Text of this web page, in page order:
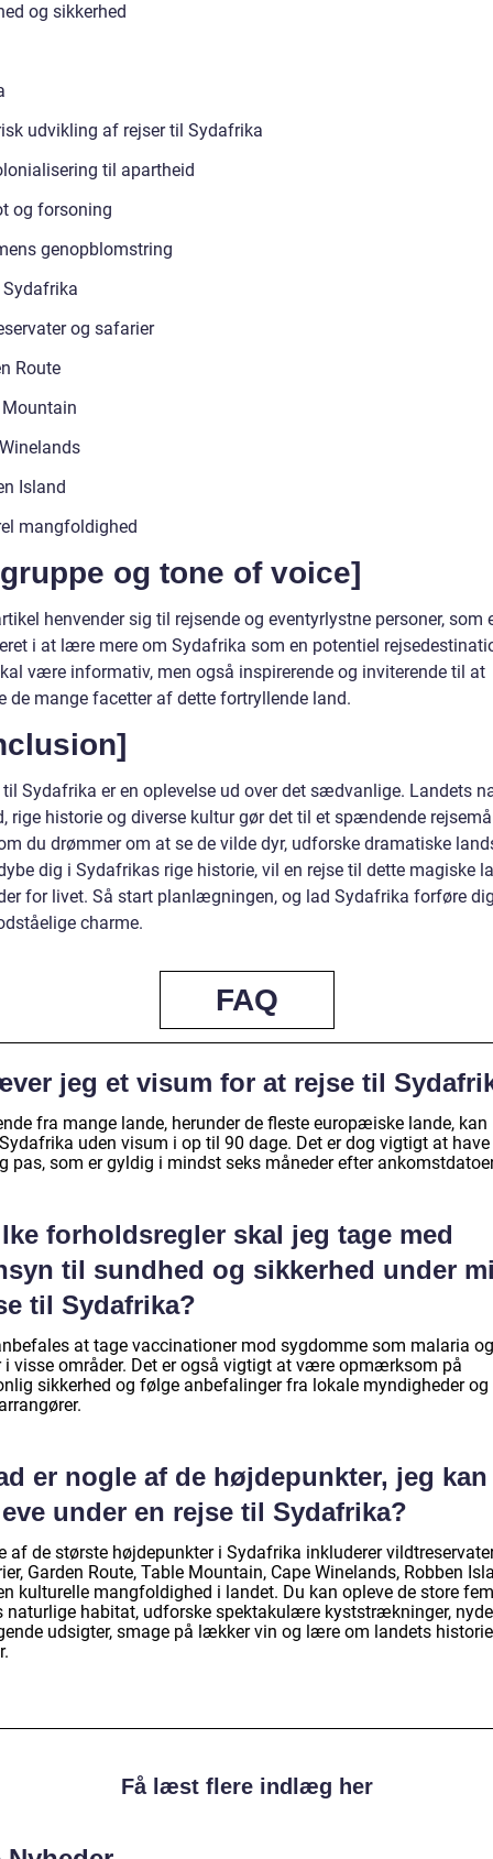
og sikkerhed
udvikling af rejser til Sydafrika
til apartheid
og forsoning
genopblomstring
og safarier
Route
Island
mangfoldighed
og tone of voice]
henvender sig til rejsende og eventyrlystne personer, som
i at lære mere om Sydafrika som en potentiel
være informativ, men også inspirerende og inviterende til at
de mange facetter af dette fortryllende land.
til Sydafrika er en oplevelse ud over det sædvanlige. Landets
rige historie og diverse kultur gør det til et spændende
du drømmer om at se de vilde dyr, udforske dramatiske
dig i Sydafrikas rige historie, vil en rejse til dette magiske
for livet. Så start planlægningen, og lad Sydafrika forføre
charme.
FAQ
jeg et visum for at rejse til
fra mange lande, herunder de fleste europæiske lande, kan
uden visum i op til 90 dage. Det er dog vigtigt at have
pas, som er gyldig i mindst seks måneder efter
forholdsregler skal jeg tage med
til sundhed og sikkerhed under
til Sydafrika?
at tage vaccinationer mod sygdomme som malaria
i visse områder. Det er også vigtigt at være opmærksom på
sikkerhed og følge anbefalinger fra lokale myndigheder og
er nogle af de højdepunkter, jeg kan
under en rejse til Sydafrika?
af de største højdepunkter i Sydafrika inkluderer
Garden Route, Table Mountain, Cape Winelands, Robben
kulturelle mangfoldighed i landet. Du kan opleve de store
naturlige habitat, udforske spektakulære kyststrækninger, nyde
udsigter, smage på lækker vin og lære om landets
Få læst flere indlæg her